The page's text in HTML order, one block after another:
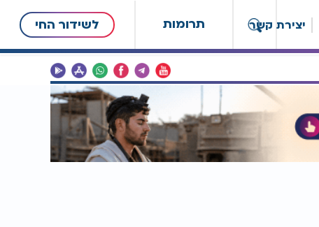
תרומות לשידור החי יצירת קשר